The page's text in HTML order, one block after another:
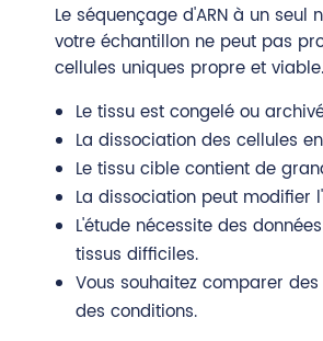
Le séquençage d'ARN à un
votre échantillon ne peut pas
cellules uniques propre et viable.
Le tissu est congelé ou
La dissociation des cellules
Le tissu cible contient de
La dissociation peut modifier
L'étude nécessite des
tissus difficiles.
Vous souhaitez comparer
des conditions.